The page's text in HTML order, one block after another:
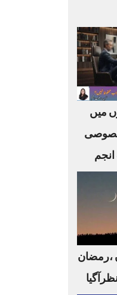
میں
،رمضان